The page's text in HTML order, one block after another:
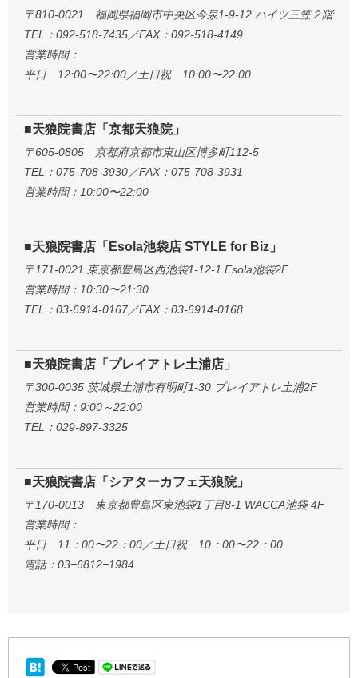
〒810-0021 福岡県福岡市中央区今泉1-9-12 ハイツ三笠２階
TEL：092-518-7435／FAX：092-518-4149
営業時間：
平日 12:00〜22:00／土日祝 10:00〜22:00
■天狼院書店「京都天狼院」
〒605-0805 京都府京都市東山区博多町112-5
TEL：075-708-3930／FAX：075-708-3931
営業時間：10:00〜22:00
■天狼院書店「Esola池袋店 STYLE for Biz」
〒171-0021 東京都豊島区西池袋1-12-1 Esola池袋2F
営業時間：10:30〜21:30
TEL：03-6914-0167／FAX：03-6914-0168
■天狼院書店「プレイアトレ土浦店」
〒300-0035 茨城県土浦市有明町1-30 プレイアトレ土浦2F
営業時間：9:00～22:00
TEL：029-897-3325
■天狼院書店「シアターカフェ天狼院」
〒170-0013 東京都豊島区東池袋1丁目8-1 WACCA池袋 4F
営業時間：
平日 11：00〜22：00／土日祝 10：00〜22：00
電話：03−6812−1984